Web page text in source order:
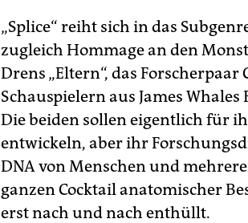
„Splice“ reiht sich in das
zugleich Hommage an den
Drens „Eltern“, das Forscherpaar
Schauspielern aus James
Die beiden sollen eigentlich für
entwickeln, aber ihr
DNA von Menschen und
ganzen Cocktail anatomischer
erst nach und nach enthüllt.